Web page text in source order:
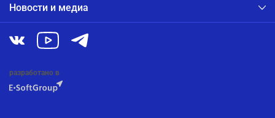
Новости и медиа
разработано в